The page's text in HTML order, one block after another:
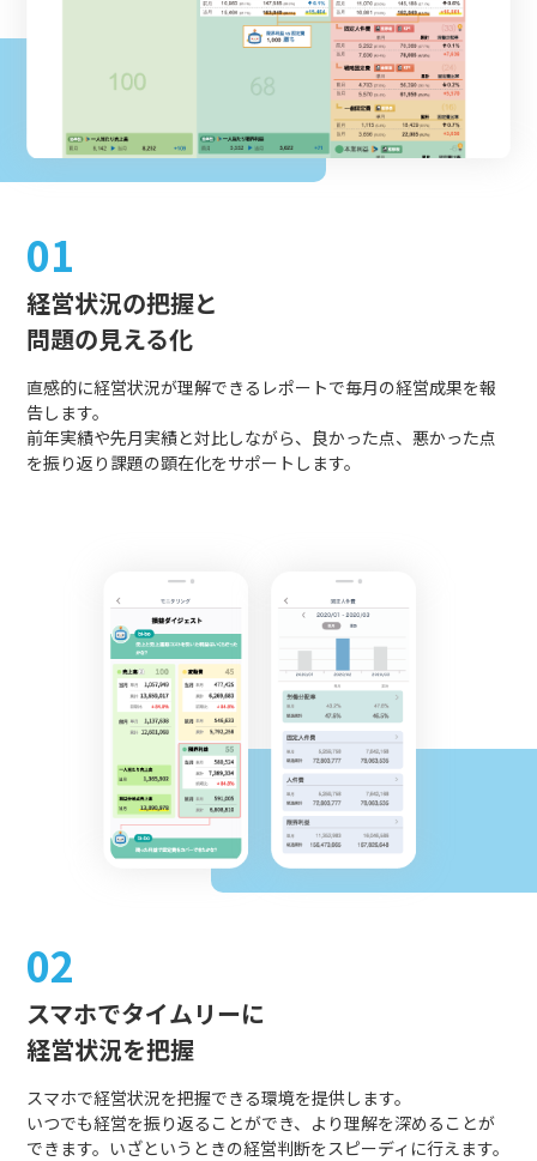
01
経営状況の把握と
問題の見える化
直感的に経営状況が理解できるレポートで毎月の経営成果を報
告します。
前年実績や先月実績と対比しながら、良かった点、悪かった点
を振り返り課題の顕在化をサポートします。
02
スマホでタイムリーに
経営状況を把握
スマホで経営状況を把握できる環境を提供します。
いつでも経営を振り返ることができ、より理解を深めることが
できます。いざというときの経営判断をスピーディに行えます。